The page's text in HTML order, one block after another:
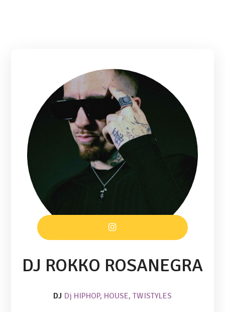
DJ ROKKO ROSANEGRA
DJ Dj HIPHOP, HOUSE, TWISTYLES